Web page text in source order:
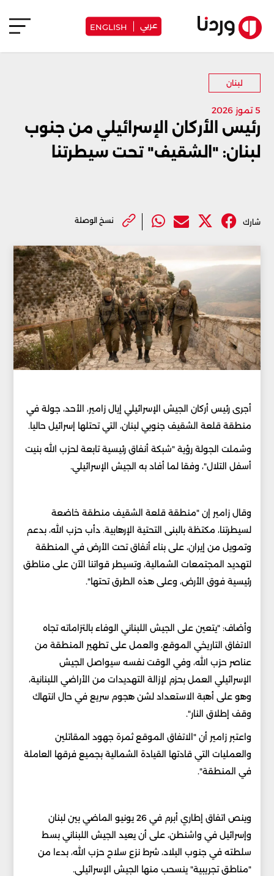
عربي ENGLISH
لبنان
5 تموز 2026
رئيس الأركان الإسرائيلي من جنوب
لبنان: "الشقيف" تحت سيطرتنا
شارك نسخ الوصلة
أجرى رئيس أركان الجيش الإسرائيلي إيال زامير، الأحد، جولة في
منطقة قلعة الشقيف جنوبي لبنان، التي تحتلها إسرائيل حاليا.
وشملت الجولة رؤية "شبكة أنفاق رئيسية تابعة لحزب الله بنيت
أسفل التلال"، وفقا لما أفاد به الجيش الإسرائيلي.
وقال زامير إن "منطقة قلعة الشقيف منطقة خاضعة
لسيطرتنا، مكتظة بالبنى التحتية الإرهابية. دأب حزب الله، بدعم
وتمويل من إيران، على بناء أنفاق تحت الأرض في المنطقة
لتهديد المجتمعات الشمالية، وتسيطر قواتنا الآن على مناطق
رئيسية فوق الأرض، وعلى هذه الطرق تحتها".
وأضاف: "يتعين على الجيش اللبناني الوفاء بالتزاماته تجاه
الاتفاق التاريخي الموقع، والعمل على تطهير المنطقة من
عناصر حزب الله، وفي الوقت نفسه سيواصل الجيش
الإسرائيلي العمل بحزم لإزالة التهديدات من الأراضي اللبنانية،
وهو على أهبة الاستعداد لشن هجوم سريع في حال انتهاك
وقف إطلاق النار".
واعتبر زامير أن "الاتفاق الموقع ثمرة جهود المقاتلين
والعمليات التي قادتها القيادة الشمالية بجميع فرقها العاملة
في المنطقة".
وينص اتفاق إطاري أبرم في 26 يونيو الماضي بين لبنان
وإسرائيل في واشنطن، على أن يعيد الجيش اللبناني بسط
سلطته في جنوب البلاد، شرط نزع سلاح حزب الله، بدءا من
"مناطق تجريبية" ينسحب منها الجيش الإسرائيلي.